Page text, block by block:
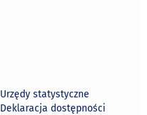
Urzędy statystyczne
Deklaracja dostępności